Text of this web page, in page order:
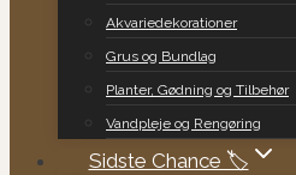
Akvariedekorationer
Grus og Bundlag
Planter, Gødning og Tilbehør
Vandpleje og Rengøring
Sidste Chance 🏷️